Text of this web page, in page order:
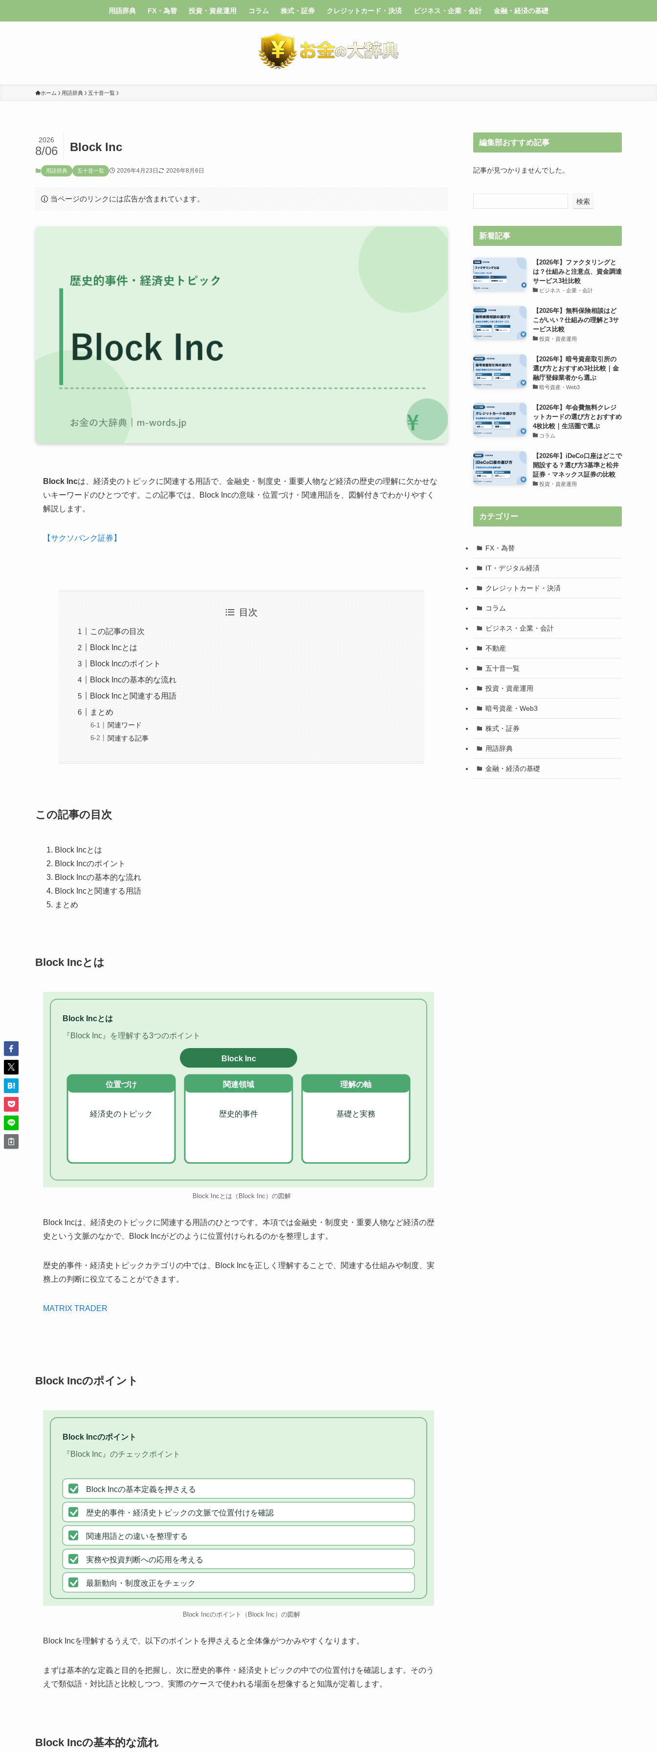
用語辞典 FX・為替 投資・資産運用 コラム 株式・証券 クレジットカード・決済 ビジネス・企業・会計 金融・経済の基礎
ホーム 用語辞典 五十音一覧
Block Inc
2026
8/06
用語辞典 五十音一覧 2026年4月23日 2026年8月6日
当ページのリンクには広告が含まれています。
Block Incは、経済史のトピックに関連する用語で、金融史・制度史・重要人物など経済の歴史の理解に欠かせな
いキーワードのひとつです。この記事では、Block Incの意味・位置づけ・関連用語を、図解付きでわかりやすく
解説します。
【サクソバンク証券】
目次
この記事の目次
Block Incとは
Block Incのポイント
Block Incの基本的な流れ
Block Incと関連する用語
まとめ
関連ワード
関連する記事
この記事の目次
Block Incとは
Block Incのポイント
Block Incの基本的な流れ
Block Incと関連する用語
まとめ
Block Incとは
Block Incとは
『Block Inc』を理解する3つのポイント
Block Inc
位置づけ
経済史のトピック
関連領域
歴史的事件
理解の軸
基礎と実務
Block Incとは（Block Inc）の図解
Block Incは、経済史のトピックに関連する用語のひとつです。本項では金融史・制度史・重要人物など経済の歴
史という文脈のなかで、Block Incがどのように位置付けられるのかを整理します。
歴史的事件・経済史トピックカテゴリの中では、Block Incを正しく理解することで、関連する仕組みや制度、実
務上の判断に役立てることができます。
MATRIX TRADER
Block Incのポイント
Block Incのポイント
『Block Inc』のチェックポイント
Block Incの基本定義を押さえる
歴史的事件・経済史トピックの文脈で位置付けを確認
関連用語との違いを整理する
実務や投資判断への応用を考える
最新動向・制度改正をチェック
Block Incのポイント（Block Inc）の図解
Block Incを理解するうえで、以下のポイントを押さえると全体像がつかみやすくなります。
まずは基本的な定義と目的を把握し、次に歴史的事件・経済史トピックの中での位置付けを確認します。そのう
えで類似語・対比語と比較しつつ、実際のケースで使われる場面を想像すると知識が定着します。
Block Incの基本的な流れ
編集部おすすめ記事
記事が見つかりませんでした。
検索
新着記事
【2026年】ファクタリングと
は？仕組みと注意点、資金調達
サービス3社比較
ビジネス・企業・会計
【2026年】無料保険相談はど
こがいい？仕組みの理解と3サ
ービス比較
投資・資産運用
【2026年】暗号資産取引所の
選び方とおすすめ3社比較｜金
融庁登録業者から選ぶ
暗号資産・Web3
【2026年】年会費無料クレジ
ットカードの選び方とおすすめ
4枚比較｜生活圏で選ぶ
コラム
【2026年】iDeCo口座はどこで
開設する？選び方3基準と松井
証券・マネックス証券の比較
投資・資産運用
カテゴリー
FX・為替
IT・デジタル経済
クレジットカード・決済
コラム
ビジネス・企業・会計
不動産
五十音一覧
投資・資産運用
暗号資産・Web3
株式・証券
用語辞典
金融・経済の基礎